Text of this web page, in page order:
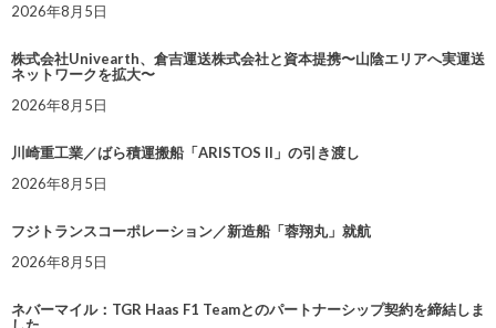
2026年8月5日
株式会社Univearth、倉吉運送株式会社と資本提携〜山陰エリアへ実運送
ネットワークを拡大〜
2026年8月5日
川崎重工業／ばら積運搬船「ARISTOS II」の引き渡し
2026年8月5日
フジトランスコーポレーション／新造船「蓉翔丸」就航
2026年8月5日
ネバーマイル：TGR Haas F1 Teamとのパートナーシップ契約を締結しま
した